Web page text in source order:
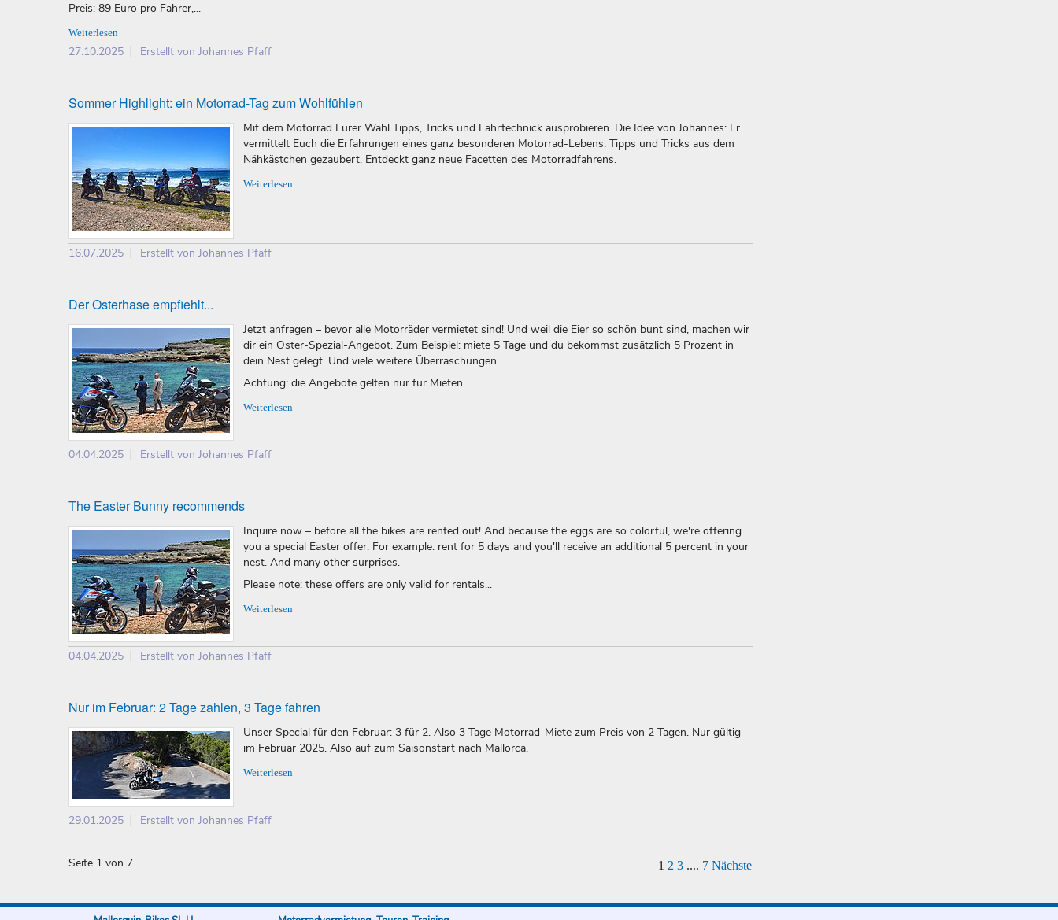
Preis: 89 Euro pro Fahrer,...
Weiterlesen
27.10.2025 Erstellt von Johannes Pfaff
Sommer Highlight: ein Motorrad-Tag zum Wohlfühlen
Mit dem Motorrad Eurer Wahl Tipps, Tricks und Fahrtechnick ausprobieren. Die Idee von Johannes: Er
vermittelt Euch die Erfahrungen eines ganz besonderen Motorrad-Lebens. Tipps und Tricks aus dem
Nähkästchen gezaubert. Entdeckt ganz neue Facetten des Motorradfahrens.
Weiterlesen
16.07.2025 Erstellt von Johannes Pfaff
Der Osterhase empfiehlt...
Jetzt anfragen – bevor alle Motorräder vermietet sind! Und weil die Eier so schön bunt sind, machen wir
dir ein Oster-Spezial-Angebot. Zum Beispiel: miete 5 Tage und du bekommst zusätzlich 5 Prozent in
dein Nest gelegt. Und viele weitere Überraschungen.
Achtung: die Angebote gelten nur für Mieten...
Weiterlesen
04.04.2025 Erstellt von Johannes Pfaff
The Easter Bunny recommends
Inquire now – before all the bikes are rented out! And because the eggs are so colorful, we're offering
you a special Easter offer. For example: rent for 5 days and you'll receive an additional 5 percent in your
nest. And many other surprises.
Please note: these offers are only valid for rentals...
Weiterlesen
04.04.2025 Erstellt von Johannes Pfaff
Nur im Februar: 2 Tage zahlen, 3 Tage fahren
Unser Special für den Februar: 3 für 2. Also 3 Tage Motorrad-Miete zum Preis von 2 Tagen. Nur gültig
im Februar 2025. Also auf zum Saisonstart nach Mallorca.
Weiterlesen
29.01.2025 Erstellt von Johannes Pfaff
Seite 1 von 7. 1 2 3 .... 7 Nächste